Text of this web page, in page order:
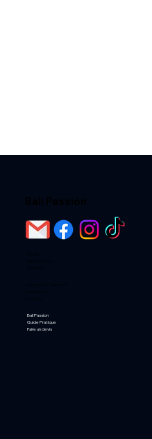
Bali Passion
Guide Pratique
Faire un devis